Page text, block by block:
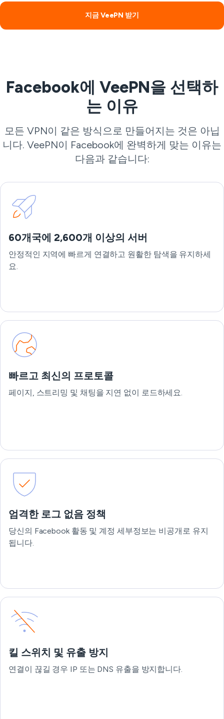
지금 VeePN 받기
Facebook에 VeePN을 선택하
는 이유
모든 VPN이 같은 방식으로 만들어지는 것은 아닙
니다. VeePN이 Facebook에 완벽하게 맞는 이유는
다음과 같습니다:
60개국에 2,600개 이상의 서버
안정적인 지역에 빠르게 연결하고 원활한 탐색을 유지하세
요.
빠르고 최신의 프로토콜
페이지, 스트리밍 및 채팅을 지연 없이 로드하세요.
엄격한 로그 없음 정책
당신의 Facebook 활동 및 계정 세부정보는 비공개로 유지
됩니다.
킬 스위치 및 유출 방지
연결이 끊길 경우 IP 또는 DNS 유출을 방지합니다.